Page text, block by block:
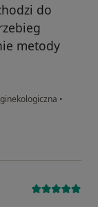
do
metody
•